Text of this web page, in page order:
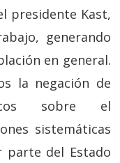
presidente Kast,
generando
en general.
la negación de
sobre el
sistemáticas
parte del Estado